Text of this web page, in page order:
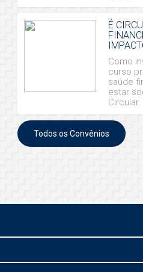
É
Como
curso
saúde
estar
Circular.
Todos os Convênios